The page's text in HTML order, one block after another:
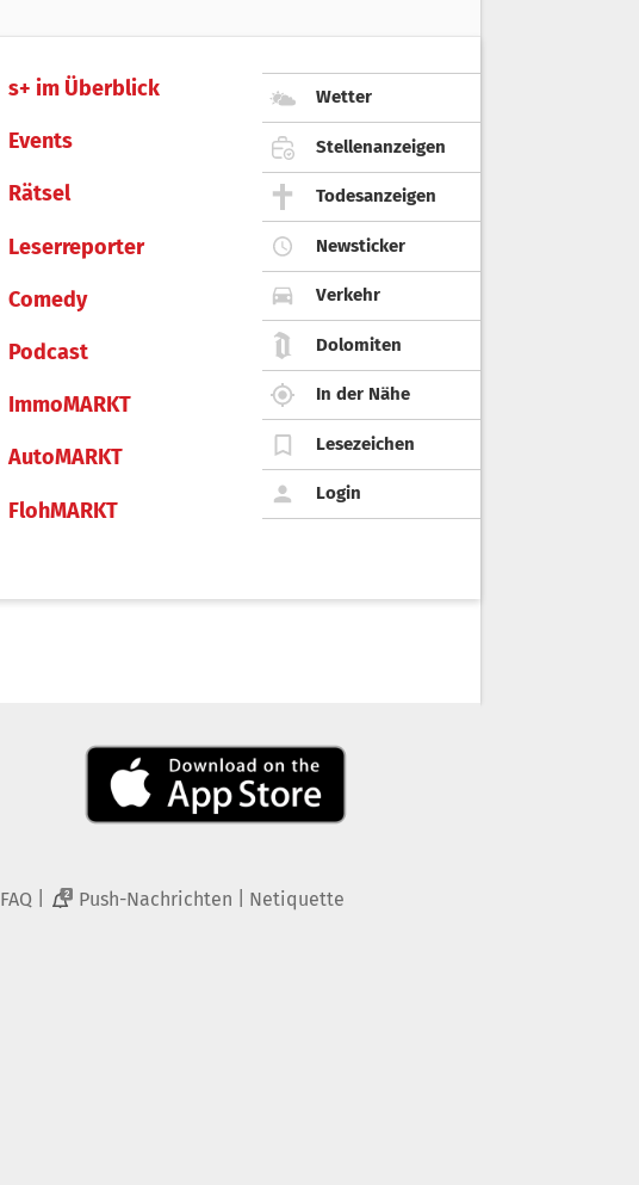
s+ im Überblick
Events
Rätsel
Leserreporter
Comedy
Podcast
ImmoMARKT
AutoMARKT
FlohMARKT
Wetter
Stellenanzeigen
Todesanzeigen
Newsticker
Verkehr
Dolomiten
In der Nähe
Lesezeichen
Login
FAQ 2 Push-Nachrichten Netiquette